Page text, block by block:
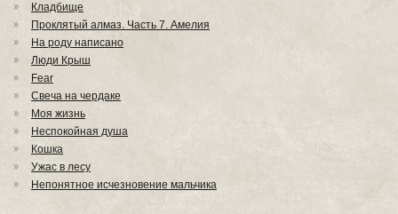
Кладбище
Проклятый алмаз. Часть 7. Амелия
На роду написано
Люди Крыш
Fear
Свеча на чердаке
Моя жизнь
Неспокойная душа
Кошка
Ужас в лесу
Непонятное исчезновение мальчика